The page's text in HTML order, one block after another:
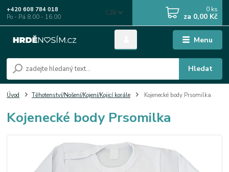
Menu
CZK
Hledat
+420 608 784 018
Po - Pá 8.00 - 16.00
0 ks
za 0,00 Kč
Úvod Těhotenství/Nošení/Kojení/Kojicí korále Kojenecké body Prsomilka
Kojenecké body Prsomilka